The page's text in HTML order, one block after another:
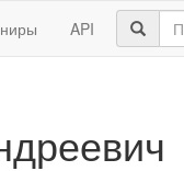
API